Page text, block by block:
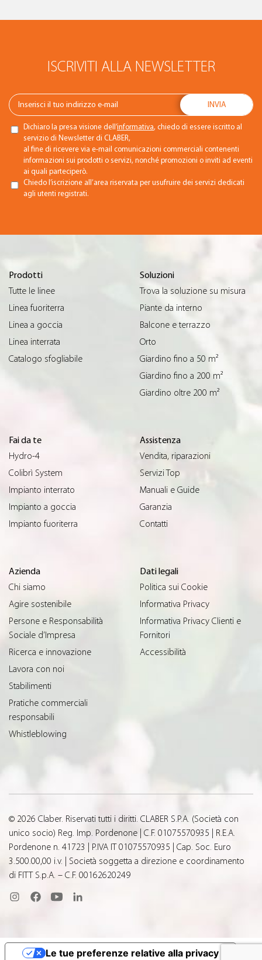
ISCRIVITI ALLA NEWSLETTER
Dichiaro la presa visione dell’informativa, chiedo di essere iscritto al
servizio di Newsletter di CLABER,
al fine di ricevere via e-mail comunicazioni commerciali contenenti
informazioni sui prodotti o servizi, nonché promozioni o inviti ad eventi
ai quali parteciperò.
Chiedo l’iscrizione all’area riservata per usufruire dei servizi dedicati
agli utenti registrati.
Prodotti
Tutte le linee
Linea fuoriterra
Linea a goccia
Linea interrata
Catalogo sfogliabile
Soluzioni
Trova la soluzione su misura
Piante da interno
Balcone e terrazzo
Orto
Giardino fino a 50 m²
Giardino fino a 200 m²
Giardino oltre 200 m²
Fai da te
Hydro-4
Colibrì System
Impianto interrato
Impianto a goccia
Impianto fuoriterra
Assistenza
Vendita, riparazioni
Servizi Top
Manuali e Guide
Garanzia
Contatti
Azienda
Chi siamo
Agire sostenibile
Persone e Responsabilità
Sociale d’Impresa
Ricerca e innovazione
Lavora con noi
Stabilimenti
Pratiche commerciali
responsabili
Whistleblowing
Dati legali
Politica sui Cookie
Informativa Privacy
Informativa Privacy Clienti e
Fornitori
Accessibilità
© 2026 Claber. Riservati tutti i diritti. CLABER S.P.A. (Società con
unico socio) Reg. Imp. Pordenone | C.F. 01075570935 | R.E.A.
Pordenone n. 41723 | P.IVA IT 01075570935 | Cap. Soc. Euro
3.500.00,00 i.v. | Società soggetta a direzione e coordinamento
di FITT S.p.A. – C.F. 00162620249
Le tue preferenze relative alla privacy